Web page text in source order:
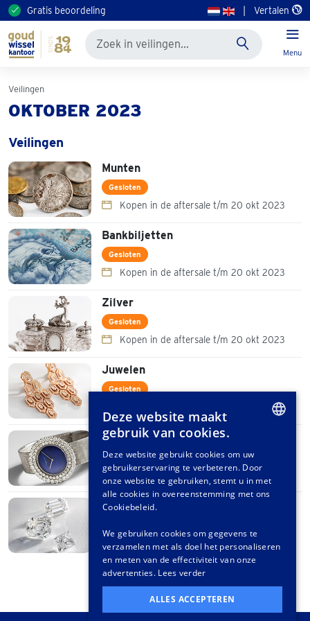
Gratis beoordeling Vertalen
Menu
Veilingen
OKTOBER 2023
Veilingen
Munten
Gesloten
Kopen in de aftersale t/m 20 okt 2023
Bankbiljetten
Gesloten
Kopen in de aftersale t/m 20 okt 2023
Zilver
Gesloten
Kopen in de aftersale t/m 20 okt 2023
Juwelen
Gesloten
Kopen in de aftersale t/m 20 okt 2023
Horloges
Gesloten
Kopen in de aftersale t/m 20 okt 2023
Diamanten
Kopen in de aftersale t/m 20 okt 2023
GERMAN
FRENCH
Deze website maakt
gebruik van cookies.
Deze website gebruikt cookies om uw
gebruikerservaring te verbeteren. Door
onze website te gebruiken, stemt u in met
alle cookies in overeenstemming met ons
Cookiebeleid.
We gebruiken cookies om gegevens te
verzamelen met als doel het personaliseren
en meten van de effectiviteit van onze
advertenties. Lees verder
ALLES ACCEPTEREN